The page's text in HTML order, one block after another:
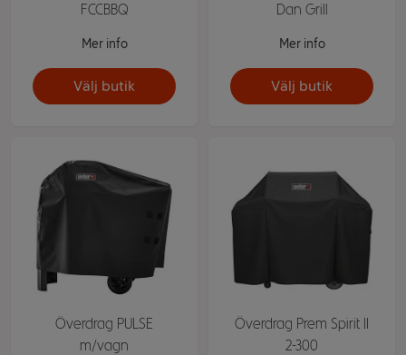
FCCBBQ
Mer info
Välj butik
Dan Grill
Mer info
Välj butik
Överdrag PULSE
m/vagn
Överdrag Prem Spirit II
2-300